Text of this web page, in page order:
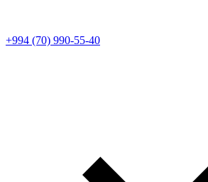
+994 (70) 990-55-40